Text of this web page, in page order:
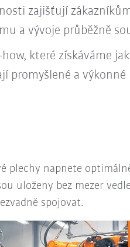
zajišťují
a vývoje průběžně
how, které získáváme
promyšlené a
plechy napnete
uloženy bez mezer vedle
spojovat.